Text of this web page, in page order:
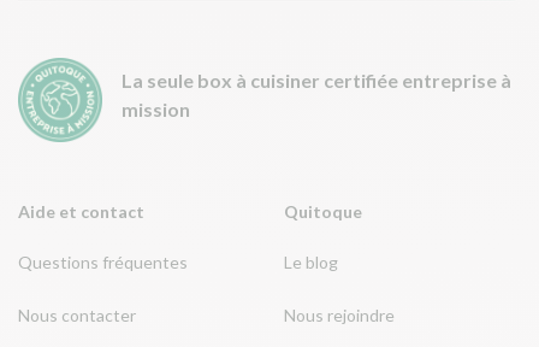
Aide et contact
Questions fréquentes
Nous contacter
Quitoque
Le blog
Nous rejoindre
La seule box à cuisiner certifiée entreprise à
mission